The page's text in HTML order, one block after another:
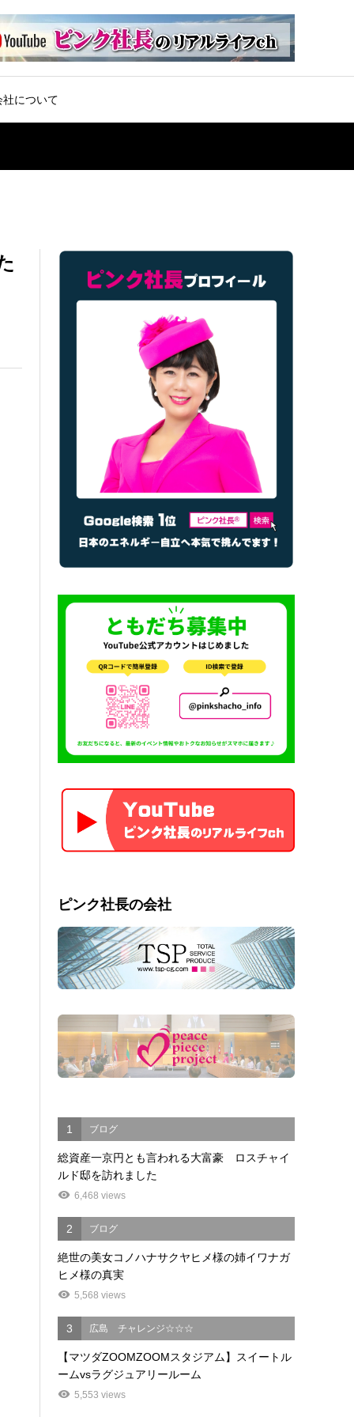
社について
ピンク社長の会社
1 ブログ
総資産一京円とも言われる大富豪 ロスチャイ
ルド邸を訪れました
6,468 views
2 ブログ
絶世の美女コノハナサクヤヒメ様の姉イワナガ
ヒメ様の真実
5,568 views
3 広島 チャレンジ☆☆☆
【マツダZOOMZOOMスタジアム】スイートル
ームvsラグジュアリールーム
5,553 views